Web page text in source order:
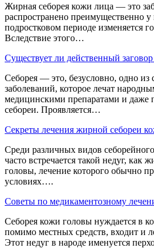
Жирная себорея кожи лица — это
распространено преимущественно у
подростковом периоде изменяется
Вследствие этого…
Существует ли действенный заговор
Себорея — это, безусловно, одно
заболеваний, которое лечат
медицинскими препаратами и даже
себореи. Проявляется…
Секреты лечения жирной себореи
Среди различных видов
часто встречается такой недуг, как
головы, лечение которого обычно
условиях….
Советы по медикаментозному
Себорея кожи головы нуждается в
помимо местных средств, входит и
Этот недуг в народе именуется